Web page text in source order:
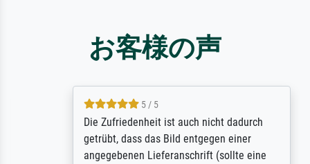
お客様の声
5 / 5
Die Zufriedenheit ist auch nicht dadurch
getrübt, dass das Bild entgegen einer
angegebenen Lieferanschrift (sollte eine